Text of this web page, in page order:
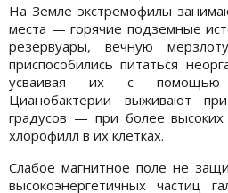
На Земле экстремофилы
места — горячие подземные
резервуары, вечную
приспособились питаться
усваивая их с помощью
Цианобактерии выживают
градусов — при более высоких
хлорофилл в их клетках.
Слабое магнитное поле не
высокоэнергетичных частиц